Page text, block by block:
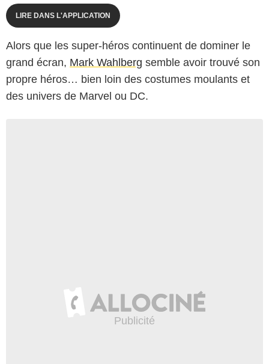
LIRE DANS L'APPLICATION
Alors que les super-héros continuent de dominer le
grand écran, Mark Wahlberg semble avoir trouvé son
propre héros… bien loin des costumes moulants et
des univers de Marvel ou DC.